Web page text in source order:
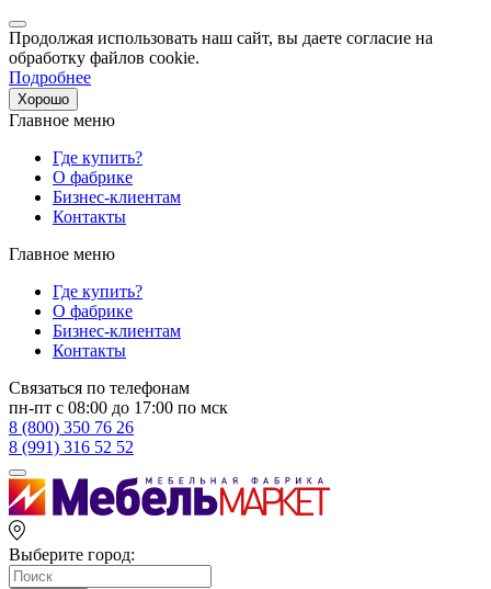
Продолжая использовать наш сайт, вы даете согласие на
обработку файлов cookie.
Подробнее
Хорошо
Главное меню
Где купить?
О фабрике
Бизнес-клиентам
Контакты
Главное меню
Где купить?
О фабрике
Бизнес-клиентам
Контакты
Связаться по телефонам
пн-пт с 08:00 до 17:00 по мск
8 (800) 350 76 26
8 (991) 316 52 52
Выберите город: